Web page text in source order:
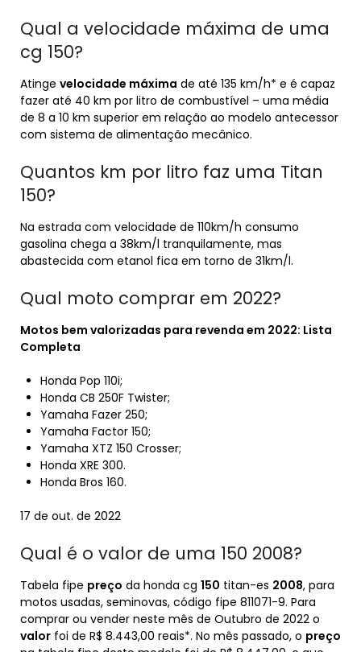
Qual a velocidade máxima de uma
cg 150?
Atinge velocidade máxima de até 135 km/h* e é capaz
fazer até 40 km por litro de combustível – uma média
de 8 a 10 km superior em relação ao modelo antecessor
com sistema de alimentação mecânico.
Quantos km por litro faz uma Titan
150?
Na estrada com velocidade de 110km/h consumo
gasolina chega a 38km/l tranquilamente, mas
abastecida com etanol fica em torno de 31km/l.
Qual moto comprar em 2022?
Motos bem valorizadas para revenda em 2022: Lista
Completa
Honda Pop 110i;
Honda CB 250F Twister;
Yamaha Fazer 250;
Yamaha Factor 150;
Yamaha XTZ 150 Crosser;
Honda XRE 300.
Honda Bros 160.
17 de out. de 2022
Qual é o valor de uma 150 2008?
Tabela fipe preço da honda cg 150 titan-es 2008, para
motos usadas, seminovas, código fipe 811071-9. Para
comprar ou vender neste mês de Outubro de 2022 o
valor foi de R$ 8.443,00 reais*. No mês passado, o preço